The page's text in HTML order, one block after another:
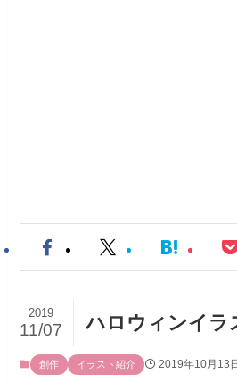
ハロウィンイラ
2019
11/07
創作 イラスト紹介 2019年10月13